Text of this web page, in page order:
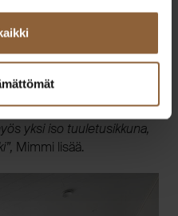
lisäksi
Olohuoneessa ja
se on korotettu jopa 280
yksi iso tuuletusikkuna,
Mimmi lisää.